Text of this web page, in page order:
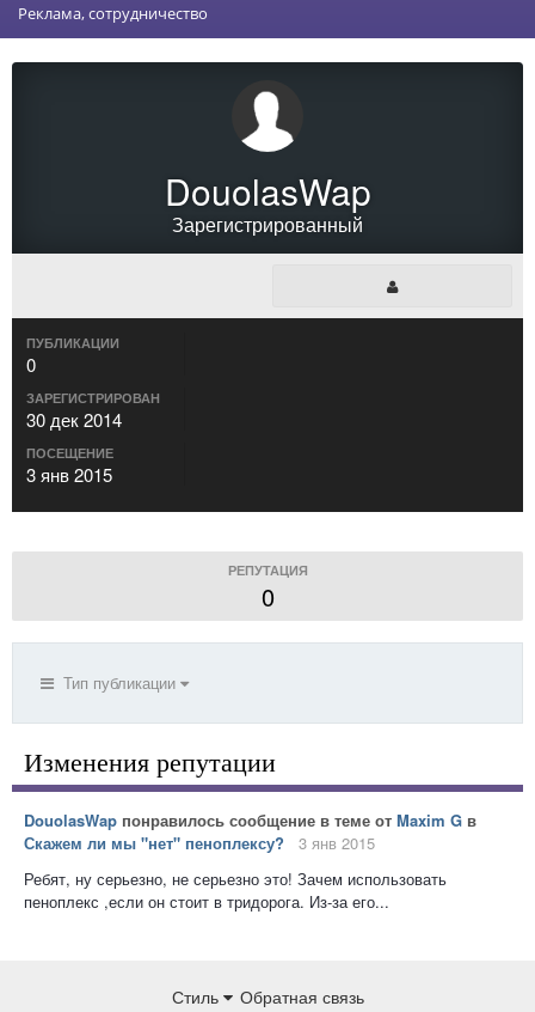
Реклама, сотрудничество
DouolasWap
Зарегистрированный
ПУБЛИКАЦИИ
0
ЗАРЕГИСТРИРОВАН
30 дек 2014
ПОСЕЩЕНИЕ
3 янв 2015
РЕПУТАЦИЯ
0
Тип публикации
Изменения репутации
DouolasWap понравилось сообщение в теме от Maxim G в
Скажем ли мы "нет" пеноплексу?
3 янв 2015
Ребят, ну серьезно, не серьезно это! Зачем использовать
пеноплекс ,если он стоит в тридорога. Из-за его...
Стиль Обратная связь